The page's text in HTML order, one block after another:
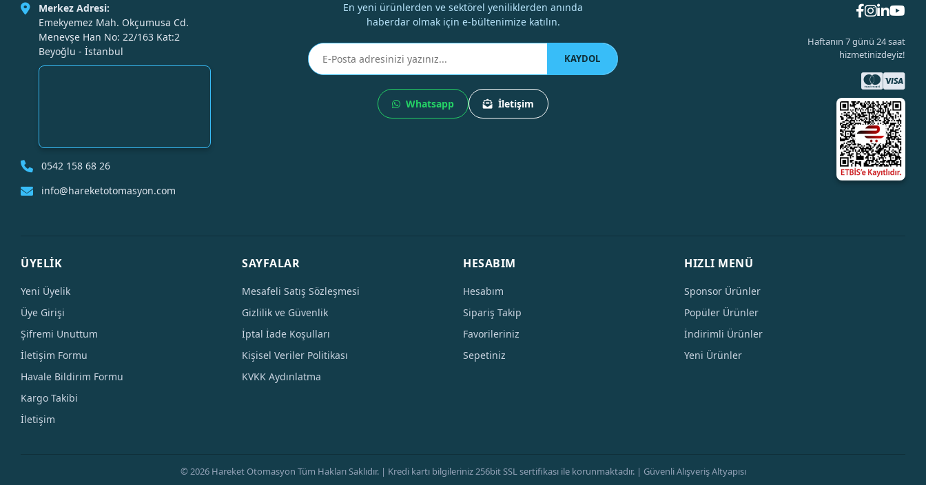
Merkez Adresi:
Emekyemez Mah. Okçumusa Cd.
Menevşe Han No: 22/163 Kat:2
Beyoğlu - İstanbul
0542 158 68 26
info@hareketotomasyon.com
En yeni ürünlerden ve sektörel yeniliklerden anında
haberdar olmak için e-bültenimize katılın.
KAYDOL
Whatsapp İletişim
Haftanın 7 günü 24 saat
hizmetinizdeyiz!
ÜYELİK
Yeni Üyelik
Üye Girişi
Şifremi Unuttum
İletişim Formu
Havale Bildirim Formu
Kargo Takibi
İletişim
SAYFALAR
Mesafeli Satış Sözleşmesi
Gizlilik ve Güvenlik
İptal İade Koşulları
Kişisel Veriler Politikası
KVKK Aydınlatma
HESABIM
Hesabım
Sipariş Takip
Favorileriniz
Sepetiniz
HIZLI MENÜ
Sponsor Ürünler
Popüler Ürünler
İndirimli Ürünler
Yeni Ürünler
© 2026 Hareket Otomasyon Tüm Hakları Saklıdır. | Kredi kartı bilgileriniz 256bit SSL sertifikası ile korunmaktadır. | Güvenli Alışveriş Altyapısı